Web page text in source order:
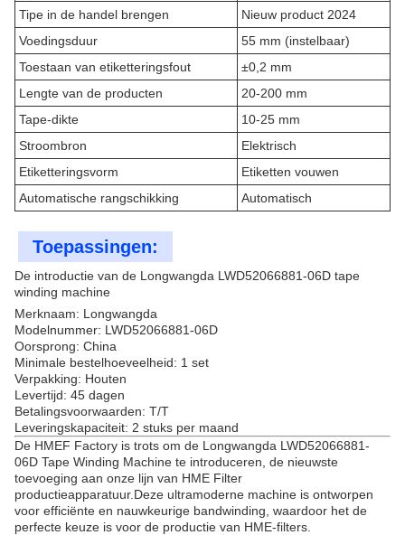
Tipe in de handel brengen
Nieuw product 2024
Voedingsduur
55 mm (instelbaar)
Toestaan van etiketteringsfout
±0,2 mm
Lengte van de producten
20-200 mm
Tape-dikte
10-25 mm
Stroombron
Elektrisch
Etiketteringsvorm
Etiketten vouwen
Automatische rangschikking
Automatisch
Toepassingen:
De introductie van de Longwangda LWD52066881-06D tape
winding machine
Merknaam: Longwangda
Modelnummer: LWD52066881-06D
Oorsprong: China
Minimale bestelhoeveelheid: 1 set
Verpakking: Houten
Levertijd: 45 dagen
Betalingsvoorwaarden: T/T
Leveringskapaciteit: 2 stuks per maand
De HMEF Factory is trots om de Longwangda LWD52066881-
06D Tape Winding Machine te introduceren, de nieuwste
toevoeging aan onze lijn van HME Filter
productieapparatuur.Deze ultramoderne machine is ontworpen
voor efficiënte en nauwkeurige bandwinding, waardoor het de
perfecte keuze is voor de productie van HME-filters.